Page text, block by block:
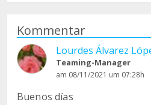
Kommentar
Lourdes Álvarez
Teaming-Manager
am 08/11/2021 um 07:28h
Buenos días